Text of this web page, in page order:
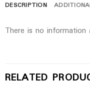
DESCRIPTION
There is no
RELATED